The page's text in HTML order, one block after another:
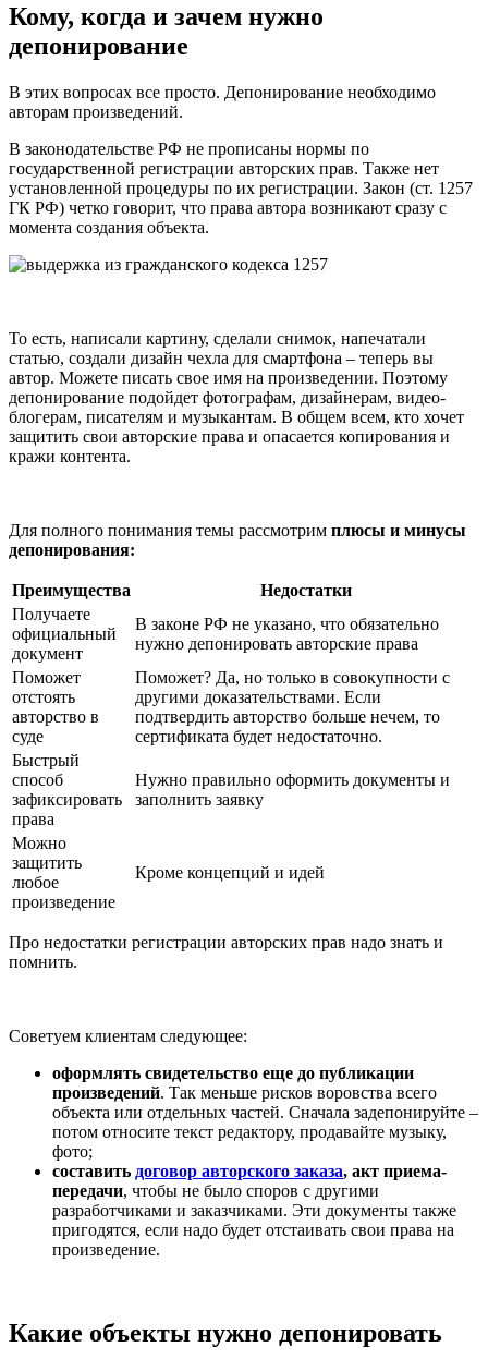
Кому, когда и зачем нужно
депонирование
В этих вопросах все просто. Депонирование необходимо
авторам произведений.
В законодательстве РФ не прописаны нормы по
государственной регистрации авторских прав. Также нет
установленной процедуры по их регистрации. Закон (ст. 1257
ГК РФ) четко говорит, что права автора возникают сразу с
момента создания объекта.
То есть, написали картину, сделали снимок, напечатали
статью, создали дизайн чехла для смартфона – теперь вы
автор. Можете писать свое имя на произведении. Поэтому
депонирование подойдет фотографам, дизайнерам, видео-
блогерам, писателям и музыкантам. В общем всем, кто хочет
защитить свои авторские права и опасается копирования и
кражи контента.
Для полного понимания темы рассмотрим плюсы и минусы
депонирования:
Преимущества
Недостатки
Получаете
официальный
документ
В законе РФ не указано, что обязательно
нужно депонировать авторские права
Поможет
отстоять
авторство в
суде
Поможет? Да, но только в совокупности с
другими доказательствами. Если
подтвердить авторство больше нечем, то
сертификата будет недостаточно.
Быстрый
способ
зафиксировать
права
Нужно правильно оформить документы и
заполнить заявку
Можно
защитить
любое
произведение
Кроме концепций и идей
Про недостатки регистрации авторских прав надо знать и
помнить.
Советуем клиентам следующее:
оформлять свидетельство еще до публикации
произведений. Так меньше рисков воровства всего
объекта или отдельных частей. Сначала задепонируйте –
потом относите текст редактору, продавайте музыку,
фото;
составить договор авторского заказа, акт приема-
передачи, чтобы не было споров с другими
разработчиками и заказчиками. Эти документы также
пригодятся, если надо будет отстаивать свои права на
произведение.
Какие объекты нужно депонировать